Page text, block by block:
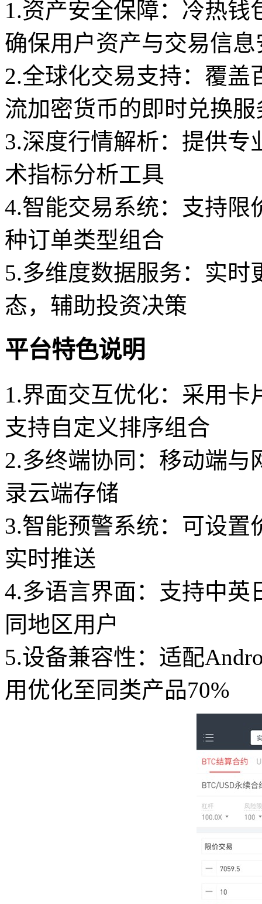
1.资产安全保障：冷热钱
确保用户资产与交易信息
2.全球化交易支持：覆
流加密货币的即时兑换服
3.深度行情解析：提供
术指标分析工具
4.智能交易系统：支持限
种订单类型组合
5.多维度数据服务：实
态，辅助投资决策
平台特色说明
1.界面交互优化：采用
支持自定义排序组合
2.多终端协同：移动端
录云端存储
3.智能预警系统：可设
实时推送
4.多语言界面：支持中英
同地区用户
5.设备兼容性：适配
用优化至同类产品70%